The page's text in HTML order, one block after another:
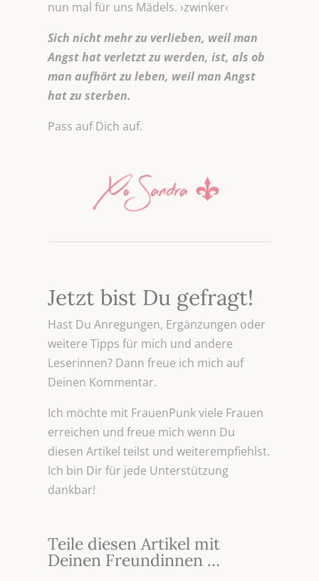
nun mal für uns Mädels. ›zwinker‹
Sich nicht mehr zu verlieben, weil man
Angst hat verletzt zu werden, ist, als ob
man aufhört zu leben, weil man Angst
hat zu sterben.
Pass auf Dich auf.
Jetzt bist Du gefragt!
Hast Du Anregungen, Ergänzungen oder
weitere Tipps für mich und andere
Leserinnen? Dann freue ich mich auf
Deinen Kommentar.
Ich möchte mit FrauenPunk viele Frauen
erreichen und freue mich wenn Du
diesen Artikel teilst und weiterempfiehlst.
Ich bin Dir für jede Unterstützung
dankbar!
Teile diesen Artikel mit
Deinen Freundinnen …